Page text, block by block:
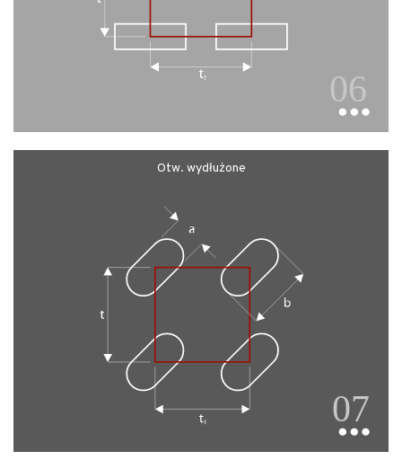
Otw. wydłużone